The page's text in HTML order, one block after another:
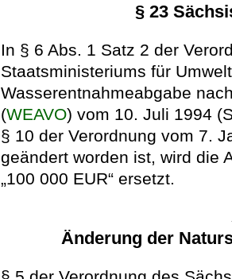
§ 23
In § 6 Abs. 1 Satz 2 der
Staatsministeriums für
Wasserentnahmeabgabe
(WEAVO) vom 10. Juli 1994
§ 10 der Verordnung vom 7.
geändert worden ist, wird die
„100 000 EUR“ ersetzt.
Änderung der